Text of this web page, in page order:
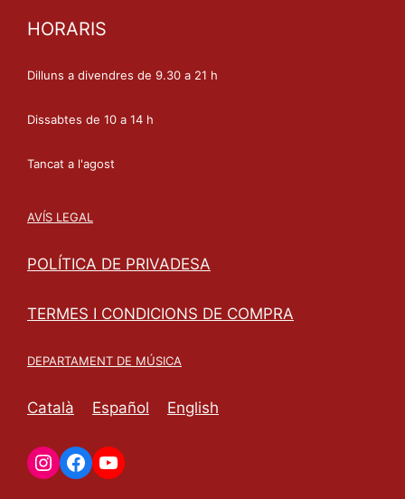
HORARIS
Dilluns a divendres de 9.30 a 21 h
Dissabtes de 10 a 14 h
Tancat a l'agost
AVÍS LEGAL
POLÍTICA DE PRIVADESA
TERMES I CONDICIONS DE COMPRA
DEPARTAMENT DE MÚSICA
Català Español English